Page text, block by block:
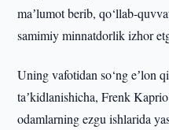
maʼlumot berib, qo‘llab-
samimiy minnatdorlik izhor
Uning vafotidan so‘ng eʼlon
taʼkidlanishicha, Frenk
odamlarning ezgu ishlarida